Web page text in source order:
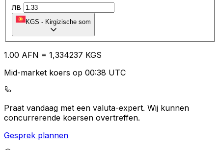
лв
KGS - Kirgizische som
1.00 AFN = 1,334237 KGS
Mid-market koers op 00:38 UTC
Praat vandaag met een valuta-expert. Wij kunnen
concurrerende koersen overtreffen.
Gesprek plannen